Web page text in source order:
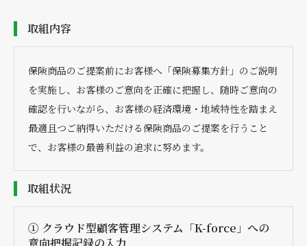
取組内容
保険商品のご提案前にお客様へ「保険募集方針」のご説明
を実施し、お客様のご意向を正確に把握し、随時ご意向の
確認を行いながら、お客様の経済環境・地域特性を踏まえ
最適且つご納得いただける保険商品のご提案を行うこと
で、お客様の最善利益の追求に努めます。
取組状況
① クラウド型顧客管理システム「K-force」への